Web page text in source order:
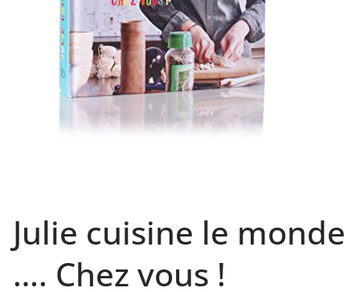
Julie cuisine le monde
…. Chez vous !